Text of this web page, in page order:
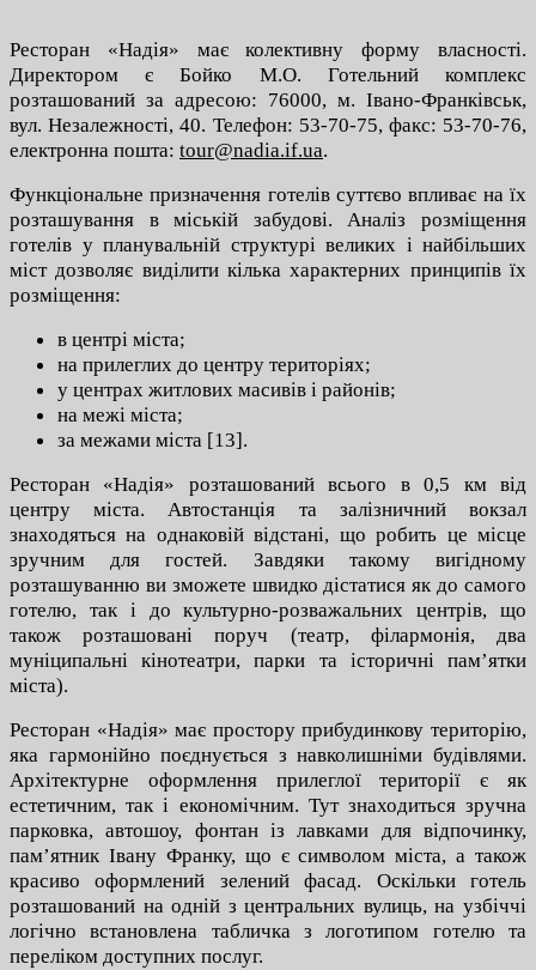
Ресторан «Надія» має колективну форму власності.
Директором є Бойко М.О. Готельний комплекс
розташований за адресою: 76000, м. Івано-Франківськ,
вул. Незалежності, 40. Телефон: 53-70-75, факс: 53-70-76,
електронна пошта: tour@nadia.if.ua.
Функціональне призначення готелів суттєво впливає на їх
розташування в міській забудові. Аналіз розміщення
готелів у планувальній структурі великих і найбільших
міст дозволяє виділити кілька характерних принципів їх
розміщення:
в центрі міста;
на прилеглих до центру територіях;
у центрах житлових масивів і районів;
на межі міста;
за межами міста [13].
Ресторан «Надія» розташований всього в 0,5 км від
центру міста. Автостанція та залізничний вокзал
знаходяться на однаковій відстані, що робить це місце
зручним для гостей. Завдяки такому вигідному
розташуванню ви зможете швидко дістатися як до самого
готелю, так і до культурно-розважальних центрів, що
також розташовані поруч (театр, філармонія, два
муніципальні кінотеатри, парки та історичні пам’ятки
міста).
Ресторан «Надія» має простору прибудинкову територію,
яка гармонійно поєднується з навколишніми будівлями.
Архітектурне оформлення прилеглої території є як
естетичним, так і економічним. Тут знаходиться зручна
парковка, автошоу, фонтан із лавками для відпочинку,
пам’ятник Івану Франку, що є символом міста, а також
красиво оформлений зелений фасад. Оскільки готель
розташований на одній з центральних вулиць, на узбіччі
логічно встановлена табличка з логотипом готелю та
переліком доступних послуг.